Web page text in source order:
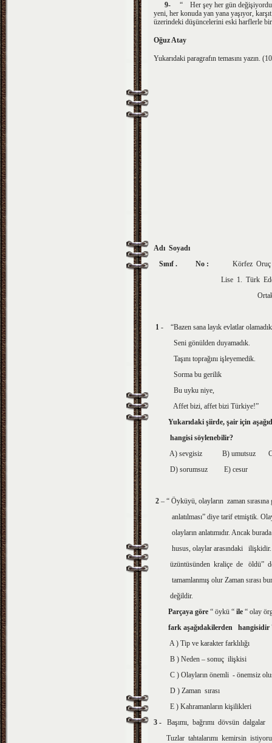
9- “ Her şey her gün değişiyordu.
yeni, her konuda yan yana yaşıyor,
üzerindeki düşüncelerini eski harflerle
Oğuz Atay
Yukarıdaki paragrafın temasını yazın.
Adı Soyadı
Sınıf . No : Körfez Oruç
Lise 1. Türk Edebiyatı
Ortak Sınav
1 - “Bazen sana layık evlatlar
Seni gönülden duyamadık.
Taşını toprağını işleyemedik.
Sorma bu gerilik
Bu uyku niye,
Affet bizi, affet bizi Türkiye!”
Yukarıdaki şiirde, şair için
hangisi söylenebilir?
A) sevgisiz B) umutsuz C)
D) sorumsuz E) cesur
2 – “ Öyküyü, olayların zaman sırasına
anlatılması” diye tarif etmiştik.
olayların anlatımıdır. Ancak
husus, olaylar arasındaki ilişkidir.
üzüntüsünden kraliçe de öldü”
tamamlanmış olur Zaman sırası
değildir.
Parçaya göre “ öykü “ ile “ olay
fark aşağıdakilerden hangisidir
A ) Tip ve karakter farklılığı
B ) Neden – sonuç ilişkisi
C ) Olayların önemli - önemsiz
D ) Zaman sırası
E ) Kahramanların kişilikleri
3 -
Başımı, bağrımı dövsün dalgalar
Tuzlar tahtalarımı kemirsin